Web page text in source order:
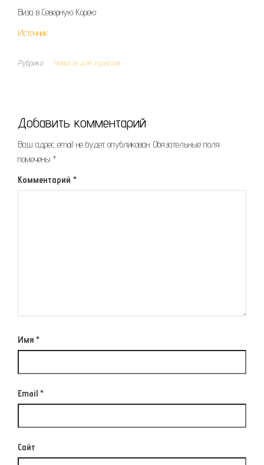
Виза в Северную Корею
Источник
Рубрика Новости для туристов
Добавить комментарий
Ваш адрес email не будет опубликован. Обязательные поля
помечены *
Комментарий *
Имя *
Email *
Сайт